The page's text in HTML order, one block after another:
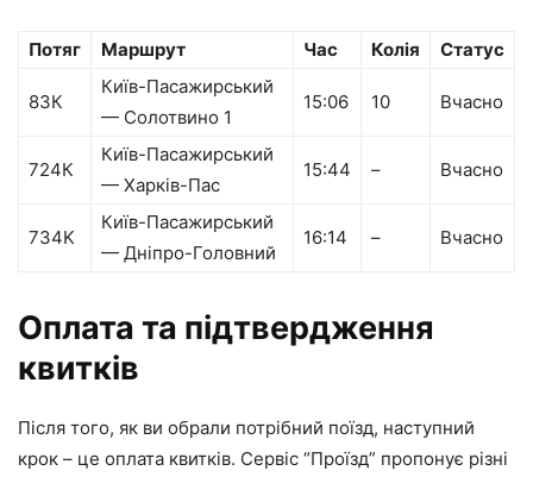
Потяг Маршрут Час Колія Статус
83К
Київ-Пасажирський
— Солотвино 1
15:06 10 Вчасно
724К
Київ-Пасажирський
— Харків-Пас
15:44 – Вчасно
734K
Київ-Пасажирський
— Дніпро-Головний
16:14 – Вчасно
Оплата та підтвердження
квитків
Після того, як ви обрали потрібний поїзд, наступний
крок – це оплата квитків. Сервіс “Проїзд” пропонує різні